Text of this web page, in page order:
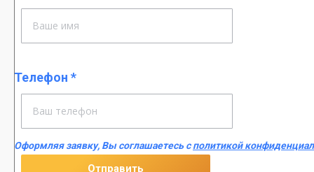
Телефон *
Оформляя заявку, Вы соглашаетесь сполитикой